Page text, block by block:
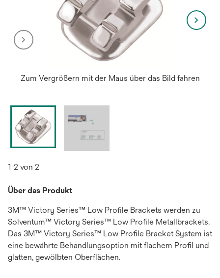
Zum Vergrößern mit der Maus über das Bild fahren
1-2 von 2
Über das Produkt
3M™ Victory Series™ Low Profile Brackets werden zu
Solventum™ Victory Series™ Low Profile Metallbrackets.
Das 3M™ Victory Series™ Low Profile Bracket System ist
eine bewährte Behandlungsoption mit flachem Profil und
glatten, gewölbten Oberflächen.